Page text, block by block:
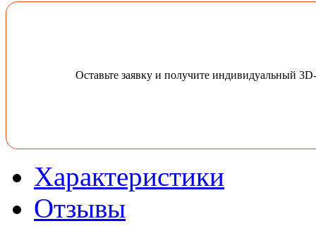
Оставьте заявку и получите индивидуальный
Характеристики
Отзывы